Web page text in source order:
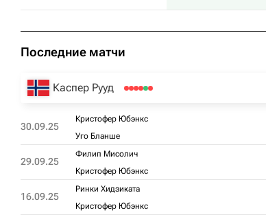
Последние матчи
Каспер Рууд
30.09.25
Кристофер Юбэнкс
Уго Бланше
29.09.25
Филип Мисолич
Кристофер Юбэнкс
16.09.25
Ринки Хидзиката
Кристофер Юбэнкс